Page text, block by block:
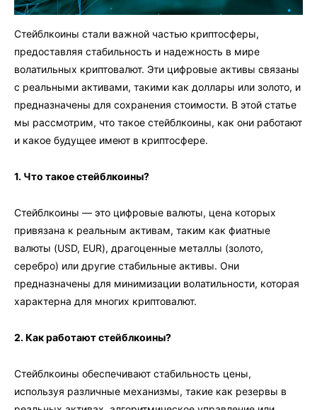
Стейблкоины стали важной частью криптосферы,
предоставляя стабильность и надежность в мире
волатильных криптовалют. Эти цифровые активы связаны
с реальными активами, такими как доллары или золото, и
предназначены для сохранения стоимости. В этой статье
мы рассмотрим, что такое стейблкоины, как они работают
и какое будущее имеют в криптосфере.
1. Что такое стейблкоины?
Стейблкоины — это цифровые валюты, цена которых
привязана к реальным активам, таким как фиатные
валюты (USD, EUR), драгоценные металлы (золото,
серебро) или другие стабильные активы. Они
предназначены для минимизации волатильности, которая
характерна для многих криптовалют.
2. Как работают стейблкоины?
Стейблкоины обеспечивают стабильность цены,
используя различные механизмы, такие как резервы в